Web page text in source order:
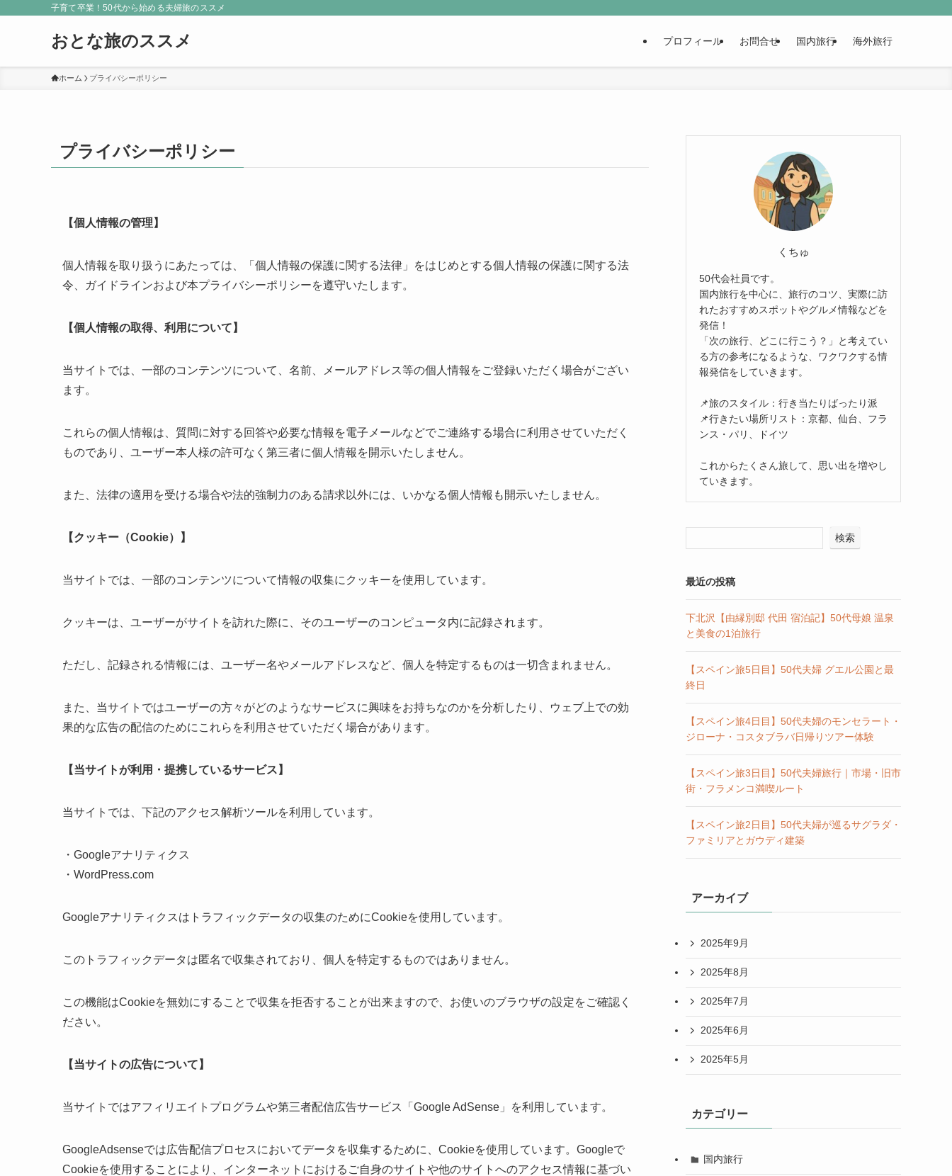
子育て卒業！50代から始める夫婦旅のススメ
おとな旅のススメ プロフィール お問合せ 国内旅行 海外旅行
ホーム プライバシーポリシー
プライバシーポリシー
【個人情報の管理】
個人情報を取り扱うにあたっては、「個人情報の保護に関する法律」をはじめとする個人情報の保護に関する法
令、ガイドラインおよび本プライバシーポリシーを遵守いたします。
【個人情報の取得、利用について】
当サイトでは、一部のコンテンツについて、名前、メールアドレス等の個人情報をご登録いただく場合がござい
ます。
これらの個人情報は、質問に対する回答や必要な情報を電子メールなどでご連絡する場合に利用させていただく
ものであり、ユーザー本人様の許可なく第三者に個人情報を開示いたしません。
また、法律の適用を受ける場合や法的強制力のある請求以外には、いかなる個人情報も開示いたしません。
【クッキー（Cookie）】
当サイトでは、一部のコンテンツについて情報の収集にクッキーを使用しています。
クッキーは、ユーザーがサイトを訪れた際に、そのユーザーのコンピュータ内に記録されます。
ただし、記録される情報には、ユーザー名やメールアドレスなど、個人を特定するものは一切含まれません。
また、当サイトではユーザーの方々がどのようなサービスに興味をお持ちなのかを分析したり、ウェブ上での効
果的な広告の配信のためにこれらを利用させていただく場合があります。
【当サイトが利用・提携しているサービス】
当サイトでは、下記のアクセス解析ツールを利用しています。
・Googleアナリティクス
・WordPress.com
Googleアナリティクスはトラフィックデータの収集のためにCookieを使用しています。
このトラフィックデータは匿名で収集されており、個人を特定するものではありません。
この機能はCookieを無効にすることで収集を拒否することが出来ますので、お使いのブラウザの設定をご確認く
ださい。
【当サイトの広告について】
当サイトではアフィリエイトプログラムや第三者配信広告サービス「Google AdSense」を利用しています。
GoogleAdsenseでは広告配信プロセスにおいてデータを収集するために、Cookieを使用しています。Googleで
Cookieを使用することにより、インターネットにおけるご自身のサイトや他のサイトへのアクセス情報に基づい
くちゅ
50代会社員です。
国内旅行を中心に、旅行のコツ、実際に訪
れたおすすめスポットやグルメ情報などを
発信！
「次の旅行、どこに行こう？」と考えてい
る方の参考になるような、ワクワクする情
報発信をしていきます。
📌旅のスタイル：行き当たりばったり派
📌行きたい場所リスト：京都、仙台、フラ
ンス・パリ、ドイツ
これからたくさん旅して、思い出を増やし
ていきます。
検索
最近の投稿
下北沢【由縁別邸 代田 宿泊記】50代母娘 温泉
と美食の1泊旅行
【スペイン旅5日目】50代夫婦 グエル公園と最
終日
【スペイン旅4日目】50代夫婦のモンセラート・
ジローナ・コスタブラバ日帰りツアー体験
【スペイン旅3日目】50代夫婦旅行｜市場・旧市
街・フラメンコ満喫ルート
【スペイン旅2日目】50代夫婦が巡るサグラダ・
ファミリアとガウディ建築
アーカイブ
2025年9月
2025年8月
2025年7月
2025年6月
2025年5月
カテゴリー
国内旅行